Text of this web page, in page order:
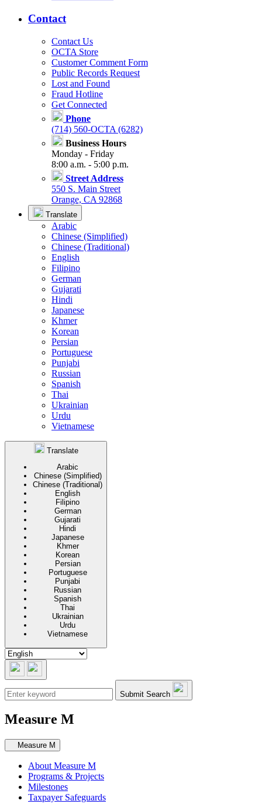
Contact
Contact Us
OCTA Store
Customer Comment Form
Public Records Request
Lost and Found
Fraud Hotline
Get Connected
Phone
(714) 560-OCTA (6282)
Business Hours
Monday - Friday
8:00 a.m. - 5:00 p.m.
Street Address
550 S. Main Street
Orange, CA 92868
Translate
Arabic
Chinese (Simplified)
Chinese (Traditional)
English
Filipino
German
Gujarati
Hindi
Japanese
Khmer
Korean
Persian
Portuguese
Punjabi
Russian
Spanish
Thai
Ukrainian
Urdu
Vietnamese
Translate
Arabic
Chinese (Simplified)
Chinese (Traditional)
English
Filipino
German
Gujarati
Hindi
Japanese
Khmer
Korean
Persian
Portuguese
Punjabi
Russian
Spanish
Thai
Ukrainian
Urdu
Vietnamese
Submit Search
Measure M
Secondary navigation
Measure M
About Measure M
Programs & Projects
Milestones
Taxpayer Safeguards